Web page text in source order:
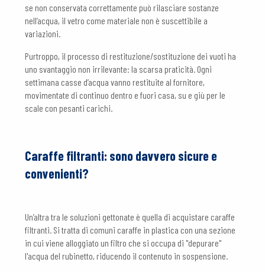
se non conservata correttamente può rilasciare sostanze
nell’acqua, il vetro come materiale non è suscettibile a
variazioni.
Purtroppo, il processo di restituzione/sostituzione dei vuoti ha
uno svantaggio non irrilevante: la scarsa praticità. Ogni
settimana casse d’acqua vanno restituite al fornitore,
movimentate di continuo dentro e fuori casa, su e giù per le
scale con pesanti carichi.
Caraffe filtranti: sono davvero sicure e
convenienti?
Un’altra tra le soluzioni gettonate è quella di acquistare caraffe
filtranti. Si tratta di comuni caraffe in plastica con una sezione
in cui viene alloggiato un filtro che si occupa di "depurare"
l'acqua del rubinetto, riducendo il contenuto in sospensione.